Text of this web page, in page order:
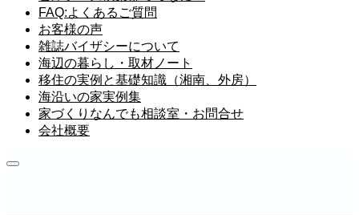
FAQ:よくあるご質問
お客様の声
雑誌バイザシーについて
海辺の暮らし・取材ノート
移住の実例と基礎知識（湘南、外房）
海沿いの家実例集
家づくりなんでも相談室・お問合せ
会社概要